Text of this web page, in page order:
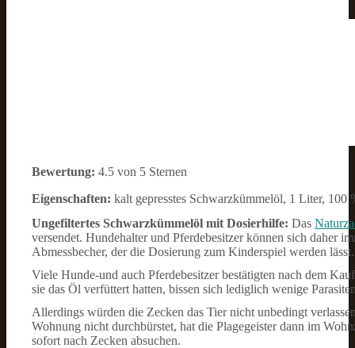
Bewertung: 4.5 von 5 Sternen
Eigenschaften: kalt gepresstes Schwarzkümmelöl, 1 Liter, 100
Ungefiltertes Schwarzkümmelöl mit Dosierhilfe: Das
versendet. Hundehalter und Pferdebesitzer können sich daher
Abmessbecher, der die Dosierung zum Kinderspiel werden lässt.
Viele Hunde-und auch Pferdebesitzer bestätigten nach dem
sie das Öl verfüttert hatten, bissen sich lediglich wenige
Allerdings würden die Zecken das Tier nicht unbedingt
Wohnung nicht durchbürstet, hat die Plagegeister dann im
sofort nach Zecken absuchen.